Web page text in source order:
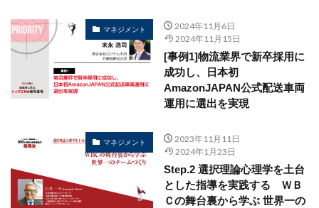
マネジメント
2024年11月6日
2024年11月15日
[事例1]物流業界で新卒採用に
成功し、日本初
AmazonJAPAN公式配送車両
運用に選出を実現
マネジメント
2023年11月11日
2024年1月23日
Step.2 選択理論心理学を土台
とした指導を実践する ＷＢ
Ｃの舞台裏から学ぶ 世界一の